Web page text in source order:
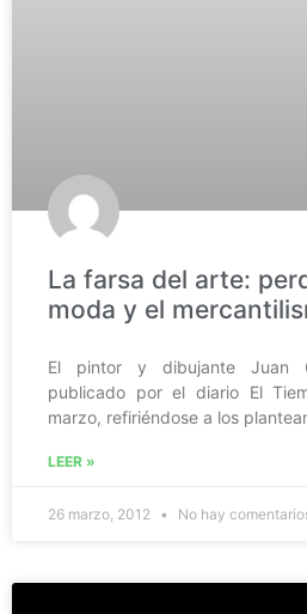
La farsa del arte:
moda y el
El pintor y dibujante Juan
publicado por el diario El
marzo, refiriéndose a los
LEER »
26 marzo, 2012 No hay